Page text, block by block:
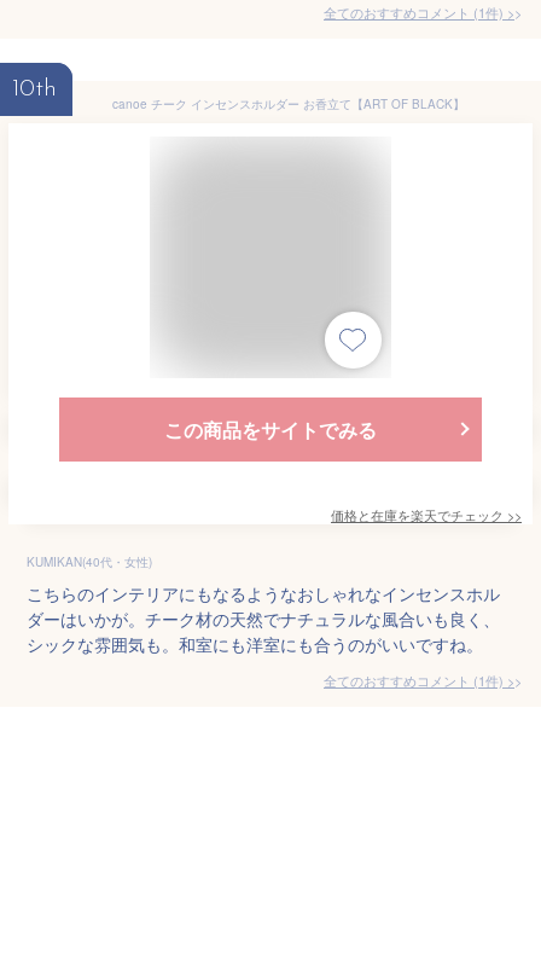
全てのおすすめコメント (1件) >
10th
canoe チーク インセンスホルダー お香立て【ART OF BLACK】
この商品をサイトでみる
価格と在庫を楽天でチェック >>
KUMIKAN(40代・女性)
こちらのインテリアにもなるようなおしゃれなインセンスホル
ダーはいかが。チーク材の天然でナチュラルな風合いも良く、
シックな雰囲気も。和室にも洋室にも合うのがいいですね。
全てのおすすめコメント (1件) >